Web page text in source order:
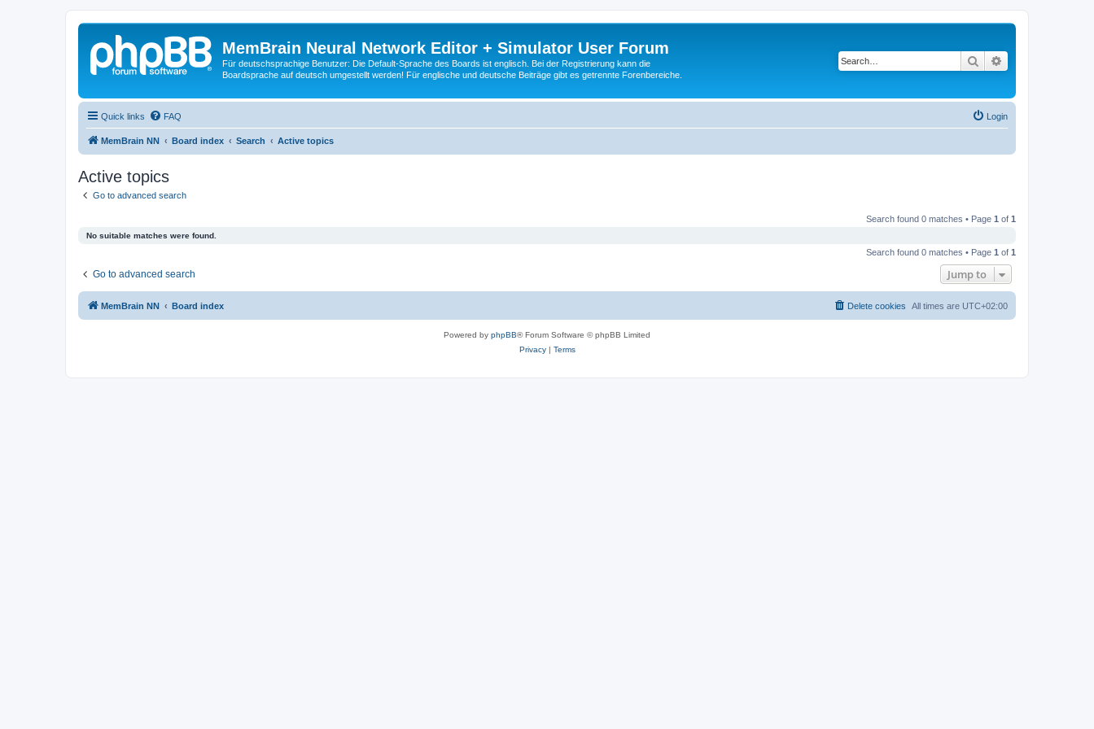
MemBrain Neural Network Editor + Simulator User Forum
Für deutschsprachige Benutzer: Die Default-Sprache des Boards ist englisch. Bei der Registrierung kann die
Boardsprache auf deutsch umgestellt werden! Für englische und deutsche Beiträge gibt es getrennte Forenbereiche.
Search
Quick links FAQ Login
MemBrain NN Board index Search Active topics
Active topics
Go to advanced search
Search found 0 matches • Page 1 of 1
No suitable matches were found.
Search found 0 matches • Page 1 of 1
Go to advanced search Jump to
MemBrain NN Board index All times are UTC+02:00
Delete cookies
Powered by phpBB® Forum Software © phpBB Limited
Privacy| Terms